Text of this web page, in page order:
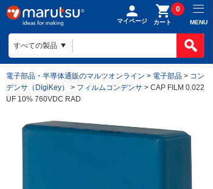
マイページ カート
0
MENU
電子部品・半導体通販のマルツオンライン > 電子部品 > コン
デンサ（DigiKey）
> フィルムコンデンサ > CAP FILM 0.022
UF 10% 760VDC RAD